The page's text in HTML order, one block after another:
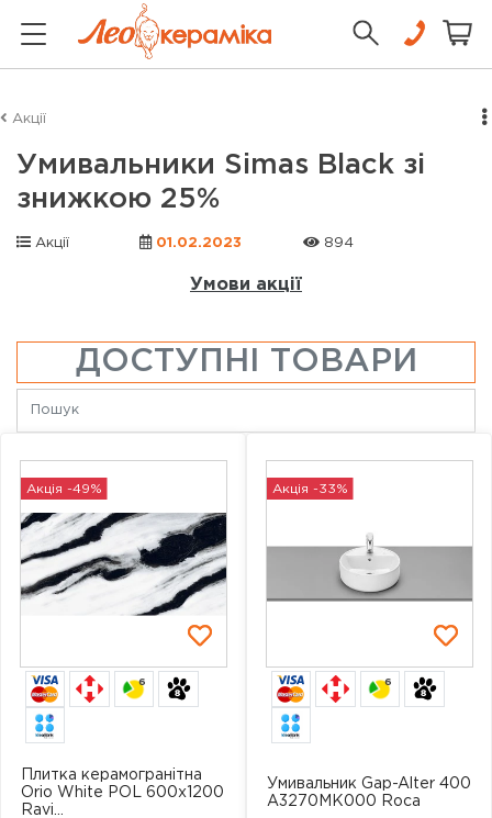
Акції
Умивальники Simas Black зі
знижкою 25%
Акції 01.02.2023 894
Умови акції
ДОСТУПНІ ТОВАРИ
Акція -49%
6
Плитка керамогранітна
Orio White POL 600x1200
Ravi...
Акція -33%
6
Умивальник Gap-Alter 400
A3270MK000 Roca